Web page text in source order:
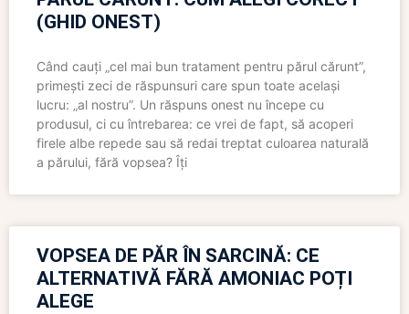
(GHID ONEST)
Când cauți „cel mai bun tratament pentru părul cărunt”,
primești zeci de răspunsuri care spun toate același
lucru: „al nostru”. Un răspuns onest nu începe cu
produsul, ci cu întrebarea: ce vrei de fapt, să acoperi
firele albe repede sau să redai treptat culoarea naturală
a părului, fără vopsea? Îți
VOPSEA DE PĂR ÎN SARCINĂ: CE
ALTERNATIVĂ FĂRĂ AMONIAC POȚI
ALEGE